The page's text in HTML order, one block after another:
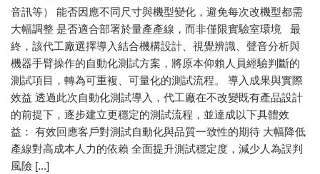
音訊等） 能否因應不同尺寸與機型變化，避免每次改機型都需
大幅調整 是否適合部署於量產產線，而非僅限實驗室環境 最
終，該代工廠選擇導入結合機構設計、視覺辨識、聲音分析與
機器手臂操作的自動化測試方案，將原本仰賴人員經驗判斷的
測試項目，轉為可重複、可量化的測試流程。 導入成果與實際
效益 透過此次自動化測試導入，代工廠在不改變既有產品設計
的前提下，逐步建立更穩定的測試流程，並達成以下具體效
益： 有效回應客戶對測試自動化與品質一致性的期待 大幅降低
產線對高成本人力的依賴 全面提升測試穩定度，減少人為誤判
風險 [...]